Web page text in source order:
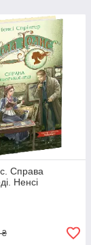
Справа
Ненсі
₴